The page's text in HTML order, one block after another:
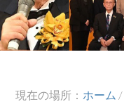
現在の場所： ホーム /